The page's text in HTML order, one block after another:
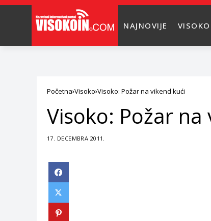
NAJNOVIJE VISOKO
Početna Visoko Visoko: Požar na vikend kući
Visoko: Požar na
17. DECEMBRA 2011.